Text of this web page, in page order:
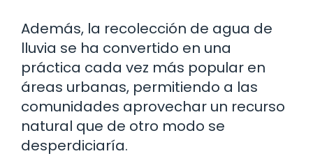
Además, la recolección de agua de
lluvia se ha convertido en una
práctica cada vez más popular en
áreas urbanas, permitiendo a las
comunidades aprovechar un recurso
natural que de otro modo se
desperdiciaría.